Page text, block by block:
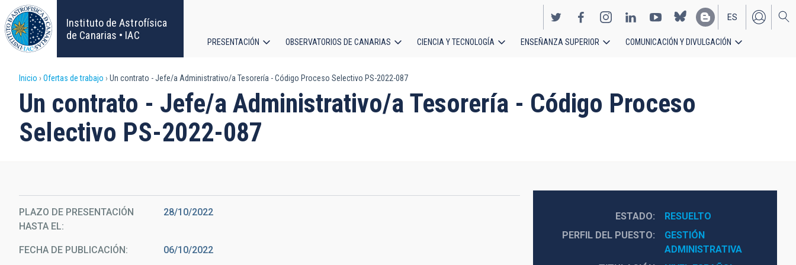
Pasar
al
contenido
principal
Instituto de Astrofísica
de Canarias • IAC
EN
ES
principal
PRESENTACIÓN OBSERVATORIOS DE CANARIAS CIENCIA Y TECNOLOGÍA ENSEÑANZA SUPERIOR COMUNICACIÓN Y DIVULGACIÓN
Sobrescribir
enlaces
de
a
la
navegación
Inicio Ofertas de trabajo Un contrato - Jefe/a Administrativo/a Tesorería - Código Proceso Selectivo PS-2022-087
Un contrato - Jefe/a Administrativo/a Tesorería - Código Proceso
Selectivo PS-2022-087
PLAZO DE PRESENTACIÓN
HASTA EL
28/10/2022
FECHA DE PUBLICACIÓN 06/10/2022
ESTADO
RESUELTO
PERFIL DEL PUESTO
GESTIÓN
ADMINISTRATIVA